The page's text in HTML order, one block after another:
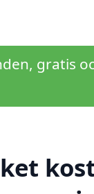
gratis